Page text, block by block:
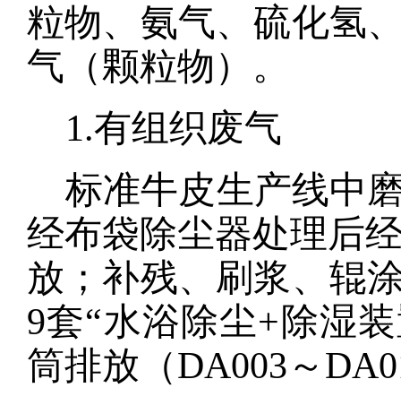
粒物、 氨气、硫化氢
气（颗粒物）。
1.有组织废气
标准牛皮生产线中
经布袋除尘器处理后
放；补残、刷浆、辊
9套“水浴除尘+除湿
筒排放（DA003～ DA0